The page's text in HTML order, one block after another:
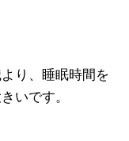
り、睡眠時間を
いです。